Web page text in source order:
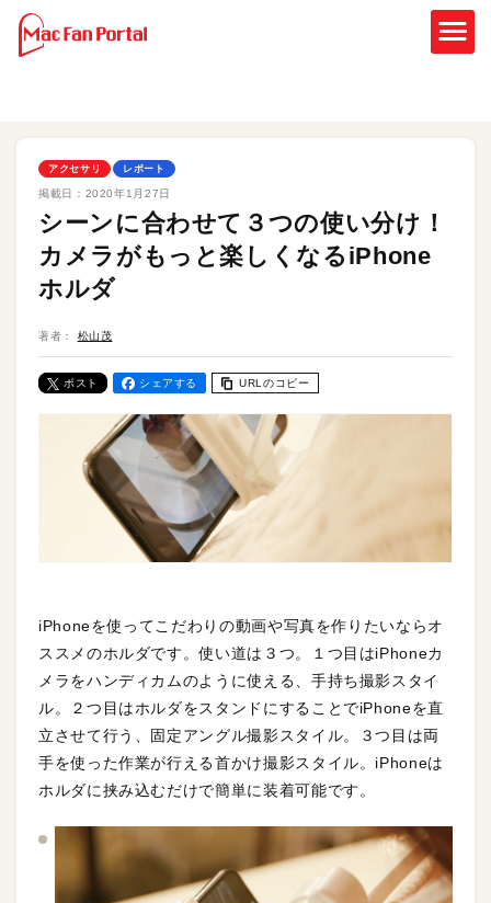
アクセサリ レポート
掲載日： 2020年1月27日
シーンに合わせて３つの使い分け！
カメラがもっと楽しくなるiPhone
ホルダ
著者： 松山茂
ポスト シェアする URLのコピー
iPhoneを使ってこだわりの動画や写真を作りたいならオ
ススメのホルダです。使い道は３つ。１つ目はiPhoneカ
メラをハンディカムのように使える、手持ち撮影スタイ
ル。２つ目はホルダをスタンドにすることでiPhoneを直
立させて行う、固定アングル撮影スタイル。３つ目は両
手を使った作業が行える首かけ撮影スタイル。iPhoneは
ホルダに挟み込むだけで簡単に装着可能です。